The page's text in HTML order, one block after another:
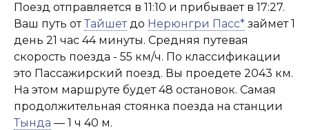
Поезд отправляется в 11:10 и прибывает в 17:27.
Ваш путь отТайшетдо Нерюнгри Пасс* займет 1
день 21 час 44 минуты. Средняя путевая
скорость поезда - 55 км/ч. По классификации
это Пассажирский поезд. Вы проедете 2043 км.
На этом маршруте будет 48 остановок. Самая
продолжительная стоянка поезда на станции
Тында — 1 ч 40 м.